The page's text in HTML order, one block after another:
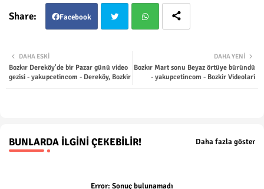
Facebook
ter tsap
DAHA YENI
Bozkır Mart sonu Beyaz örtüye büründü
- yakupcetincom - Bozkir Videolari
DAHA ESKI
Bozkır Dereköy'de bir Pazar günü video
gezisi - yakupcetincom - Dereköy, Bozkir
BUNLARDA İLGINI ÇEKEBILIR! Daha fazla göster
Error: Sonuç bulunamadı